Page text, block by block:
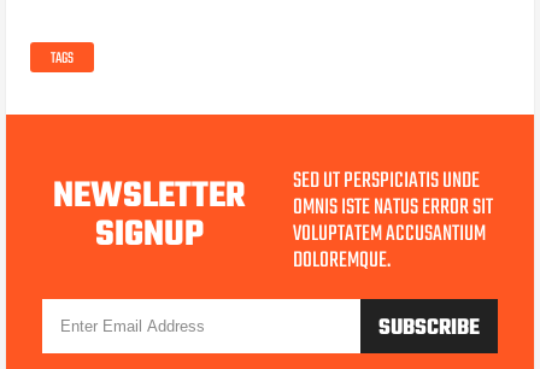
TAGS
NEWSLETTER
SIGNUP
SED UT PERSPICIATIS UNDE
OMNIS ISTE NATUS ERROR SIT
VOLUPTATEM ACCUSANTIUM
DOLOREMQUE.